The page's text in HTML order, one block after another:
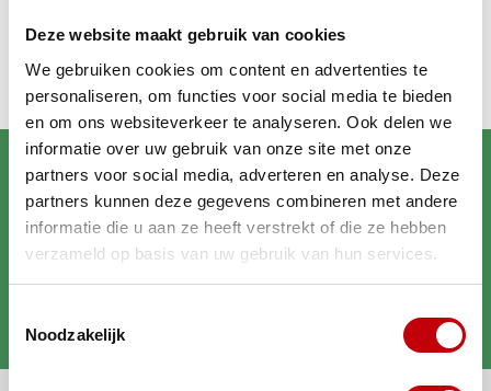
Deze website maakt gebruik van cookies
We gebruiken cookies om content en advertenties te
personaliseren, om functies voor social media te bieden
en om ons websiteverkeer te analyseren. Ook delen we
informatie over uw gebruik van onze site met onze
partners voor social media, adverteren en analyse. Deze
partners kunnen deze gegevens combineren met andere
informatie die u aan ze heeft verstrekt of die ze hebben
verzameld op basis van uw gebruik van hun services.
Noodzakelijk
Brengt jouw scooter in
topconditie